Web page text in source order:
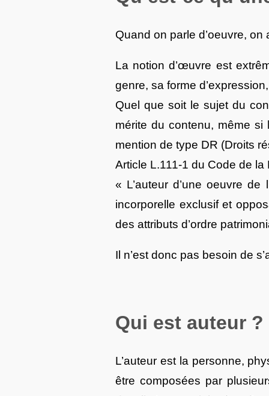
Quand on parle d’oeuvre,
La notion d’œuvre est
genre, sa forme
Quel que soit le sujet du
mérite du contenu, même si
mention de type DR (Droits
Article L.111-1 du Code de la
« L’auteur d’une oeuvre
incorporelle exclusif et
des attributs d’ordre
Il n’est donc pas besoin de
Qui est auteur ?
L’auteur est la personne,
être composées par